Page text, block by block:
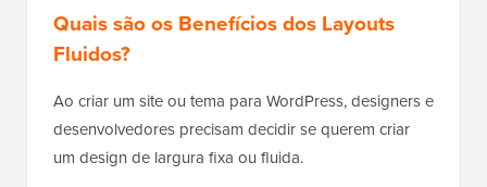
Quais são os Benefícios dos Layouts
Fluidos?
Ao criar um site ou tema para WordPress, designers e
desenvolvedores precisam decidir se querem criar
um design de largura fixa ou fluida.